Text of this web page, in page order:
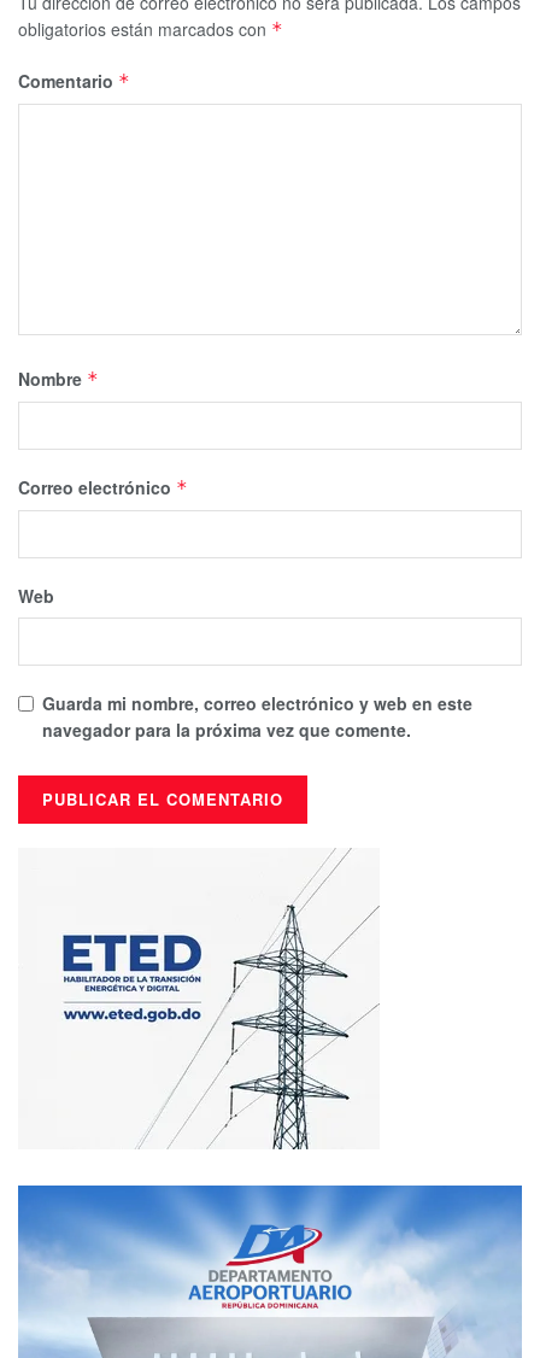
obligatorios están marcados con *
Comentario *
Nombre *
Correo electrónico *
Web
Guarda mi nombre, correo electrónico y web en este
navegador para la próxima vez que comente.